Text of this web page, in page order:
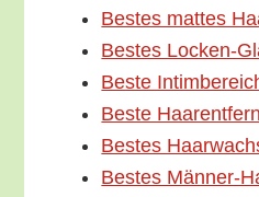
Bes­tes mat­tes
Bes­tes Locken-
Bes­te
Bes­te
Bes­tes
Bes­tes Männer-